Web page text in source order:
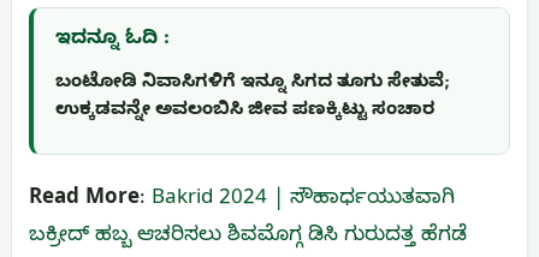
ಇದನ್ನೂ ಓದಿ :
ಬಂಟೋಡಿ ನಿವಾಸಿಗಳಿಗೆ ಇನ್ನೂ ಸಿಗದ ತೂಗು ಸೇತುವೆ;
ಉಕ್ಕಡವನ್ನೇ ಅವಲಂಬಿಸಿ ಜೀವ ಪಣಕ್ಕಿಟ್ಟು ಸಂಚಾರ
Read More: Bakrid 2024 | ಸೌಹಾರ್ಧಯುತವಾಗಿ
ಬಕ್ರೀದ್ ಹಬ್ಬ ಆಚರಿಸಲು ಶಿವಮೊಗ್ಗ ಡಿಸಿ ಗುರುದತ್ತ ಹೆಗಡೆ